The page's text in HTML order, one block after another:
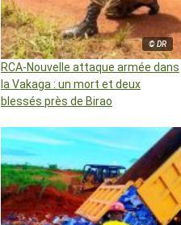
© DR
RCA-Nouvelle attaque armée dans
la Vakaga : un mort et deux
blessés près de Birao